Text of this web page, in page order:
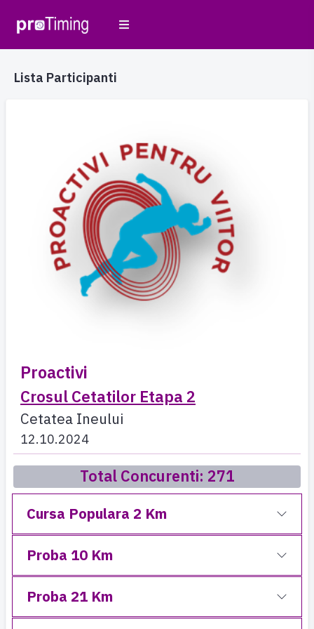
Lista Participanti
Proactivi
Crosul Cetatilor Etapa 2
Cetatea Ineului
12.10.2024
Total Concurenti: 271
Cursa Populara 2 Km
Proba 10 Km
Proba 21 Km